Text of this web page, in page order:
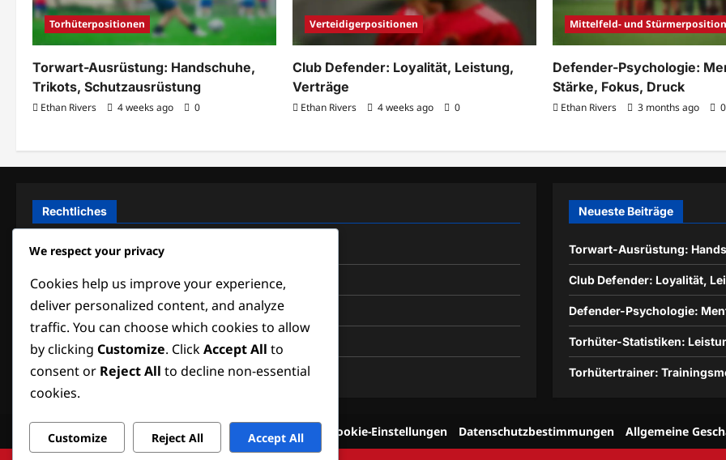
Torhüterpositionen
Torwart-Ausrüstung: Handschuhe,
Trikots, Schutzausrüstung
Ethan Rivers 4 weeks ago 0
Verteidigerpositionen
Club Defender: Loyalität, Leistung,
Verträge
Ethan Rivers 4 weeks ago 0
Mittelfeld- und
Defender-Psychologie:
Stärke, Fokus, Druck
Ethan Rivers 3 months ago 0
Rechtliches
Erreichen Sie uns
Cookie-Einstellungen
Datenschutzbestimmungen
Allgemeine Geschäftsbedingungen
Über
Neueste Beiträge
Torwart-Ausrüstung:
Club Defender: Loyalität,
Defender-Psychologie:
Torhüter-Statistiken:
Torhütertrainer:
Erreichen Sie uns Cookie-Einstellungen Datenschutzbestimmungen Allgemeine
We respect your privacy
Cookies help us improve your experience,
deliver personalized content, and analyze
traffic. You can choose which cookies to allow
by clicking Customize. ClickAccept All to
consent or Reject All to decline non-essential
cookies.
Customize Reject All Accept All